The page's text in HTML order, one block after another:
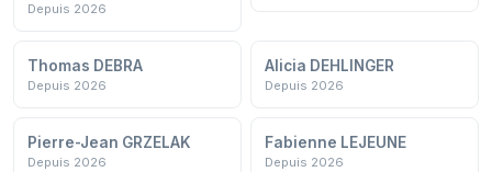
Depuis 2026
Thomas DEBRA
Depuis 2026
Alicia DEHLINGER
Depuis 2026
Pierre-Jean GRZELAK
Depuis 2026
Fabienne LEJEUNE
Depuis 2026